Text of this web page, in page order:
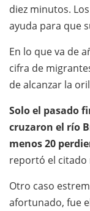
diez minutos.
ayuda para que
En lo que va de
cifra de
de alcanzar la
Solo el pasado
cruzaron el río
menos 20
reportó el citado
Otro caso
afortunado, fue